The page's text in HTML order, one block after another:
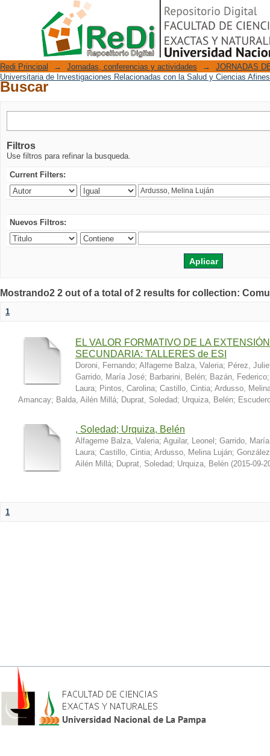
Repositorio Digital
Redi Principal → Jornadas, conferencias y actividades →
JORNADAS
Universitaria de Investigaciones Relacionadas con la Salud y Ciencias
Buscar
Filtros
Use filtros para refinar la busqueda.
Current Filters:
Nuevos Filtros:
Mostrando2 2 out of a total of 2 results for collection:
1
EL VALOR FORMATIVO DE LA
SECUNDARIA: TALLERES de ESI
Doroni, Fernando; Alfageme Balza, Valeria; Pérez,
Garrido, María José; Barbarini, Belén; Bazán, Federico
Laura; Pintos, Carolina; Castillo, Cintia; Ardusso,
Amancay; Balda, Ailén Millá; Duprat, Soledad; Urquiza, Belén;
, Soledad; Urquiza, Belén
Alfageme Balza, Valeria; Aguilar, Leonel ; Garrido,
Laura; Castillo, Cintia; Ardusso, Melina Luján;
Ailén Millá; Duprat, Soledad; Urquiza, Belén (2015-09-
1